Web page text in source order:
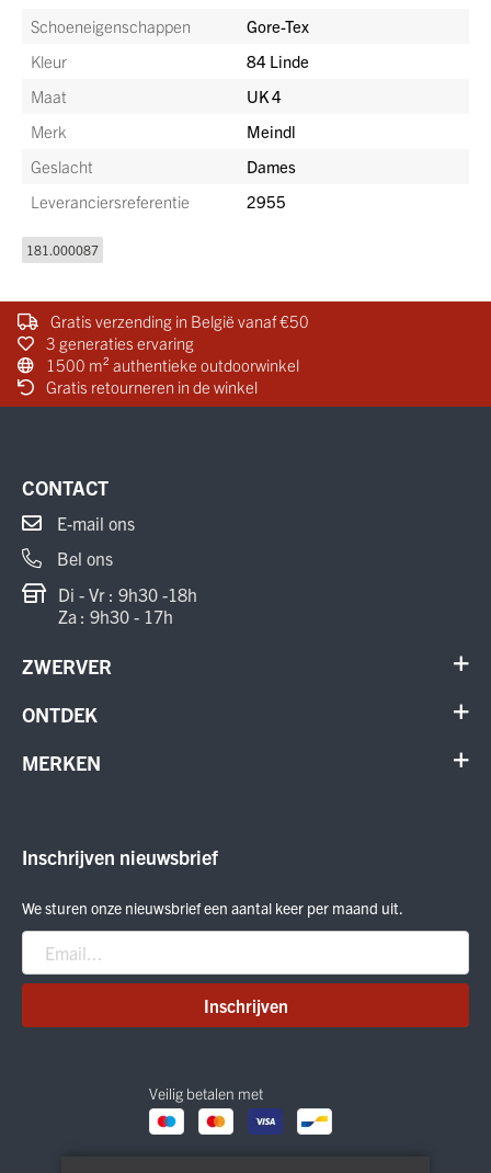
Schoeneigenschappen
Gore-Tex
Kleur
84 Linde
Maat
UK 4
Merk
Meindl
Geslacht
Dames
Leveranciersreferentie
2955
181.000087
Gratis verzending in België vanaf €50
3 generaties ervaring
1500 m² authentieke outdoorwinkel
Gratis retourneren in de winkel
ZWERVER
Contact
Annuleer order
ONTDEK
Schoenen
MERKEN
Smartwool
Nitro
Peak Performance
Patagonia
CONTACT
E-mail ons
Bel ons
Di - Vr : 9h30 -18h
Za : 9h30 - 17h
Veilig betalen met
Inschrijven nieuwsbrief
We sturen onze nieuwsbrief een aantal keer per maand uit.
Inschrijven